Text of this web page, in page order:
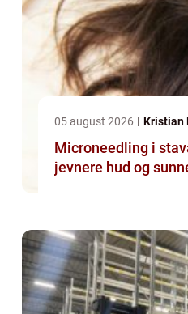
05 august 2026 Kristian
Microneedling i
jevnere hud og